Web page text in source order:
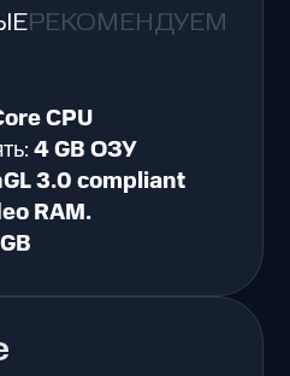
РЕКОМЕНДУЕМЫЕ
CPU
4 GB ОЗУ
3.0 compliant
RAM.